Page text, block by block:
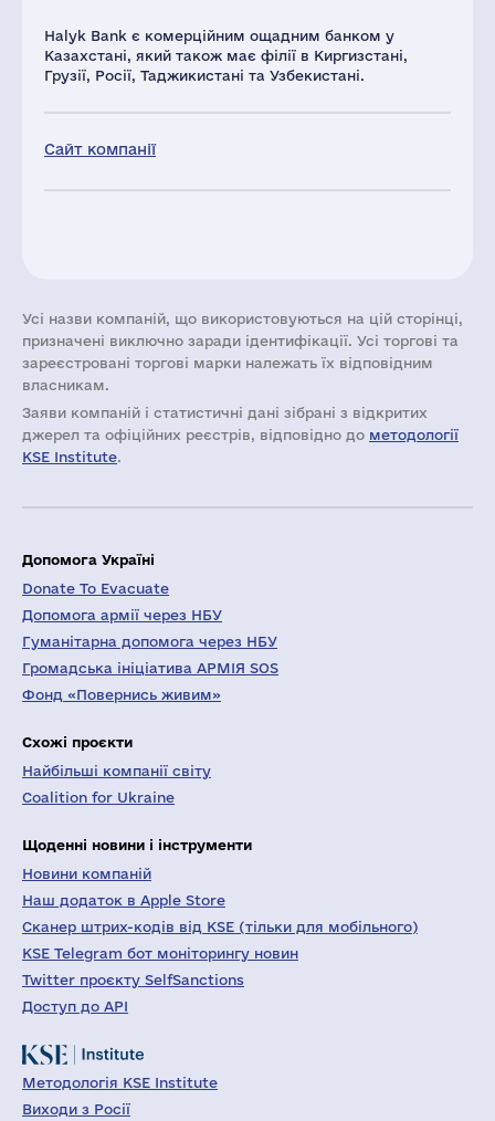
Halyk Bank є комерційним ощадним банком у
Казахстані, який також має філії в Киргизстані,
Грузії, Росії, Таджикистані та Узбекистані.
Сайт компанії
Усі назви компаній, що використовуються на цій сторінці,
призначені виключно заради ідентифікації. Усі торгові та
зареєстровані торгові марки належать їх відповідним
власникам.
Заяви компаній i статистичні дані зібрані з відкритих
джерел та офіційних реєстрів, відповідно до методології
KSE Institute.
Допомога Україні
Donate To Evacuate
Допомога армії через НБУ
Гуманітарна допомога через НБУ
Громадська ініціатива АРМІЯ SOS
Фонд «Повернись живим»
Схожі проєкти
Найбільші компанії світу
Coalition for Ukraine
Щоденні новини і інструменти
Новини компаній
Наш додаток в Apple Store
Сканер штрих-кодів від KSE (тільки для мобільного)
KSE Telegram бот моніторингу новин
Twitter проєкту SelfSanctions
Доступ до API
Методологія KSE Institute
Виходи з Росії